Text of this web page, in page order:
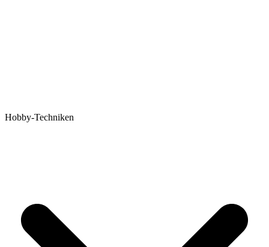
Hobby-Techniken